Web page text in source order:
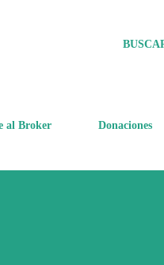
al Broker Donaciones